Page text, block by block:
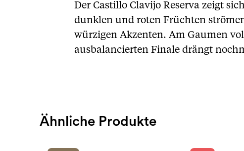
Der Castillo Clavijo Reserva zeigt
dunklen und roten Früchten
würzigen Akzenten. Am Gaumen
ausbalancierten Finale drängt
Ähnliche Produkte